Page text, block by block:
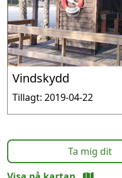
Vindskydd
Tillagt: 2019-04-22
Ta mig dit